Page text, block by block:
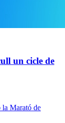
un cicle de